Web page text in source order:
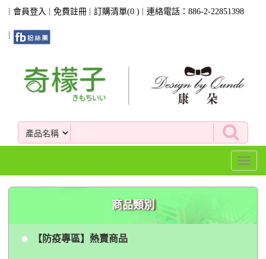
會員登入 免費註冊 訂購清單(0 ) 連絡電話：886-2-22851398
Toggle
商品類別
【防疫專區】熱賣商品